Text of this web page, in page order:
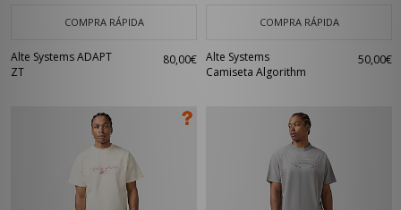
COMPRA RÁPIDA
Alte Systems ADAPT
ZT
80,00€
COMPRA RÁPIDA
Alte Systems
Camiseta Algorithm
50,00€